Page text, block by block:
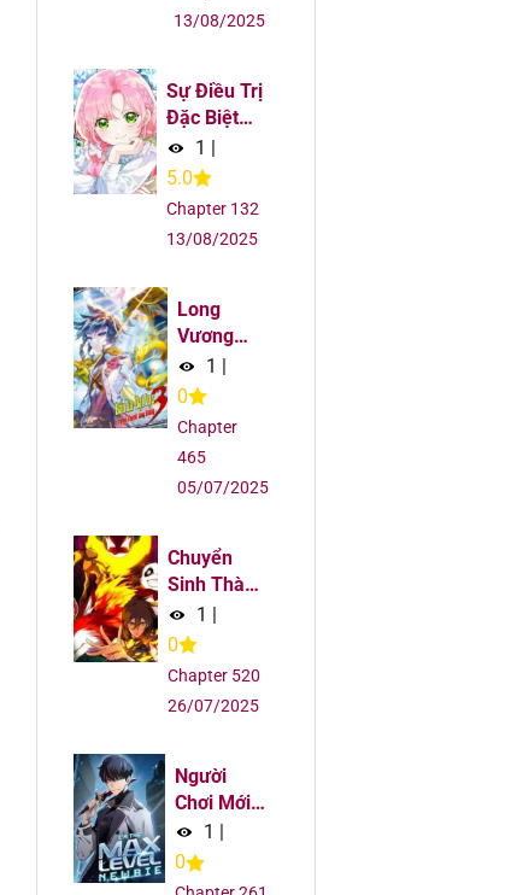
13/08/2025
Sự Điều Trị
Đặc Biệt
Của Tinh
Linh
1 |
5.0
Chapter 132
13/08/2025
Long
Vương
Truyền
Thuyết
1 |
0
Chapter
465
05/07/2025
Chuyển
Sinh Thành
Liễu Đột
Biến
1 |
0
Chapter 520
26/07/2025
Người
Chơi Mới
Cấp Tối
Đa
1
0